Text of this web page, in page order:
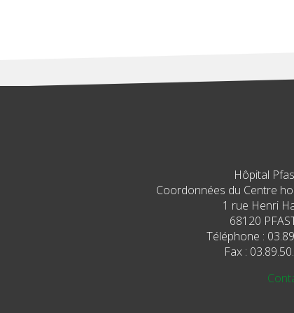
Hôpital
Coordonnées du Centre
1 rue Henri
68120
Téléphone :
Fax :